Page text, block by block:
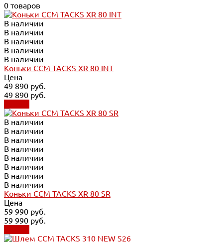
0 товаров
В наличии
В наличии
В наличии
В наличии
В наличии
Коньки CCM TACKS XR 80 INT
Цена
49 890 руб.
49 890 руб.
В наличии
В наличии
В наличии
В наличии
В наличии
В наличии
В наличии
В наличии
Коньки CCM TACKS XR 80 SR
Цена
59 990 руб.
59 990 руб.